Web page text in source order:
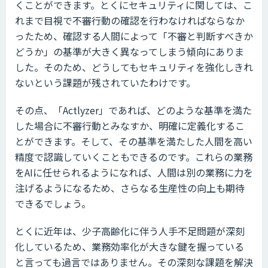
くことができます。とくにセキュリティに関しては、こ
れまで目視で不審行動の確認を行わなければならなか
ったため、確認する人間によって「不審と判断すべきか
どうか」の基準が大きく異なってしまう傾向にありま
した。そのため、どうしてもセキュリティを強化しきれ
ないという課題が残されていたわけです。
その点、「Actlyzer」であれば、どのような基準を満た
した場合に不審行動とみなすか、明確に定義化するこ
とができます。そして、その基準を満たした人間を高い
精度で認識していくこともできるのです。これらの業務
をAIに任せられるようになれば、人間は別の業務に力を
注げるようになるため、さらなる生産性の向上も期待
できるでしょう。
とくに近年は、少子高齢化に伴う人手不足問題が深刻
化しているため、業務効率化が大きな鍵を握っている
と言っても過言ではありません。その深刻な課題を解決